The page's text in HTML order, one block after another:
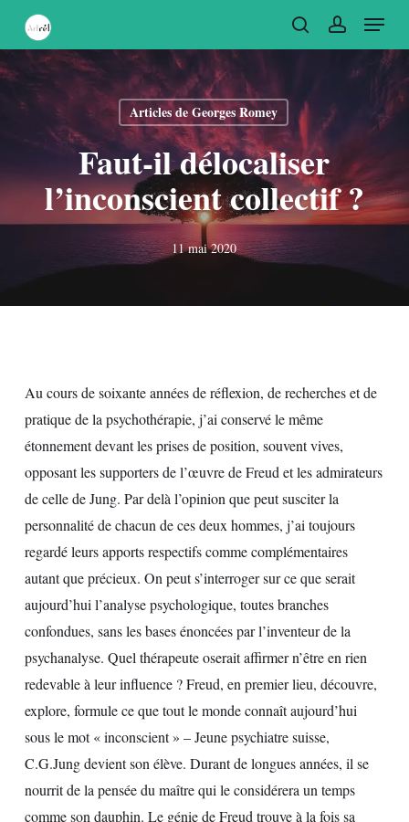
main
content
Menu
Articles de Georges Romey
Faut-il délocaliser
l’inconscient collectif ?
11 mai 2020
Au cours de soixante années de réflexion, de recherches et de
pratique de la psychothérapie, j’ai conservé le même
étonnement devant les prises de position, souvent vives,
opposant les supporters de l’œuvre de Freud et les admirateurs
de celle de Jung. Par delà l’opinion que peut susciter la
personnalité de chacun de ces deux hommes, j’ai toujours
regardé leurs apports respectifs comme complémentaires
autant que précieux. On peut s’interroger sur ce que serait
aujourd’hui l’analyse psychologique, toutes branches
confondues, sans les bases énoncées par l’inventeur de la
psychanalyse. Quel thérapeute oserait affirmer n’être en rien
redevable à leur influence ? Freud, en premier lieu, découvre,
explore, formule ce que tout le monde connaît aujourd’hui
sous le mot « inconscient » – Jeune psychiatre suisse,
C.G.Jung devient son élève. Durant de longues années, il se
nourrit de la pensée du maître qui le considérera un temps
comme son dauphin. Le génie de Freud trouve à la fois sa